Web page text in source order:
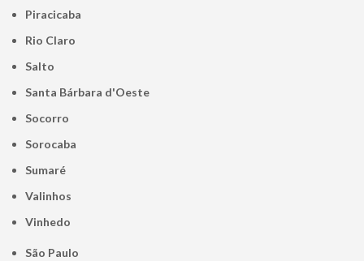
Piracicaba
Rio Claro
Salto
Santa Bárbara d'Oeste
Socorro
Sorocaba
Sumaré
Valinhos
Vinhedo
São Paulo